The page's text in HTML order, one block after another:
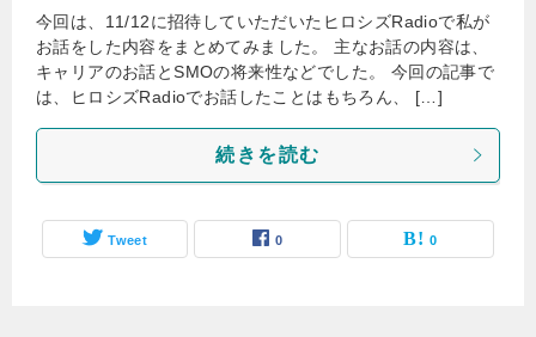
今回は、11/12に招待していただいたヒロシズRadioで私が
お話をした内容をまとめてみました。 主なお話の内容は、
キャリアのお話とSMOの将来性などでした。 今回の記事で
は、ヒロシズRadioでお話したことはもちろん、 […]
続きを読む
Tweet 0 0